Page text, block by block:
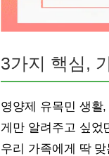
3가지 핵심,
영양제 유목민 생활
게만 알려주고 싶었
우리 가족에게 딱